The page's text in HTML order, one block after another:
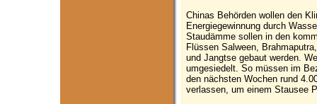
Chinas Behörden wollen den
Energiegewinnung durch
Staudämme sollen in den
Flüssen Salween,
und Jangtse gebaut werden.
umgesiedelt. So müssen im
den nächsten Wochen rund
verlassen, um einem Stausee